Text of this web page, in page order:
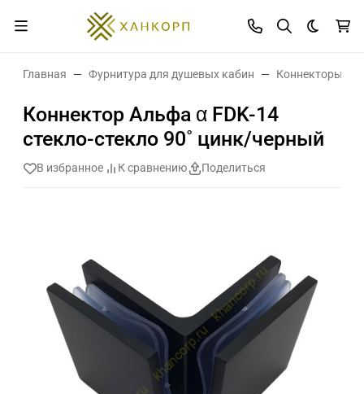
Темная
Главная Фурнитура для душевых кабин Коннекторы
Коннектор Альфа α FDK-14
стекло-стекло 90˚ цинк/черный
В избранное К сравнению Поделиться